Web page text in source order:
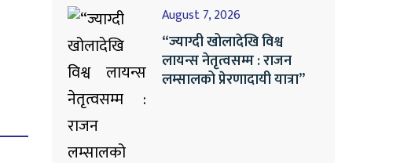
August 7, 2026
“ज्याग्दी खोलादेखि विश्व
लायन्स नेतृत्वसम्म : राजन
लम्सालको प्रेरणादायी यात्रा”